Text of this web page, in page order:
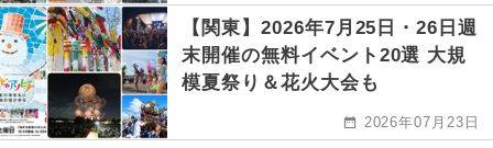
【関東】2026年7月25日・26日週
末開催の無料イベント20選 大規
模夏祭り＆花火大会も
2026年07月23日